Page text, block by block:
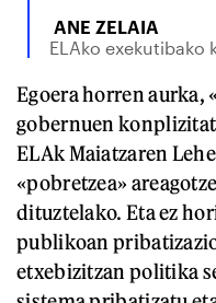
ANE ZELAIA
ELAko exekutibako
Egoera horren aurka,
gobernuen
ELAk Maiatzaren
«pobretzea»
dituztelako. Eta ez
publikoan
etxebizitzan politika